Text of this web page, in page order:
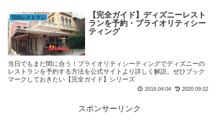
TDSレストラン
【完全ガイド】ディズニーレスト
ランを予約・プライオリティシー
ティング
当日でもまだ間に合う！プライオリティシーティングでディズニーの
レストランを予約する方法を公式サイトより詳しく解説。ぜひブック
マークしておきたい【完全ガイド】シリーズ
2016.04.04 2020.09.02
スポンサーリンク